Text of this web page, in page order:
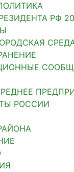
РФ
РОССИИ